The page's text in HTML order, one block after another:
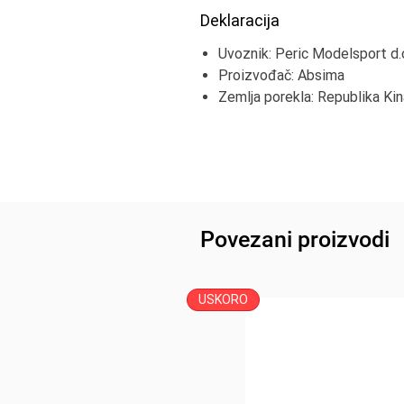
Deklaracija
Uvoznik: Peric Modelsport
Proizvođač: Absima
Zemlja porekla: Republika
Povezani proizvodi
USKORO